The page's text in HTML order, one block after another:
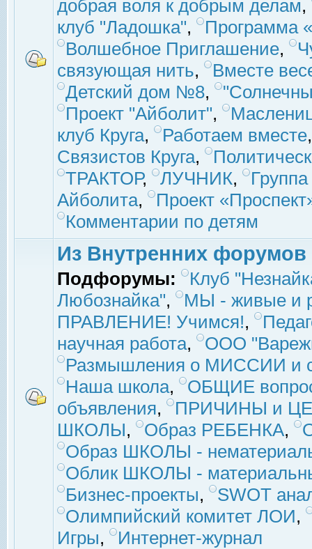
добрая воля к добрым делам,
клуб "Ладошка",
Программа
Волшебное Приглашение,
связующая нить,
Вместе
Детский дом №8,
Проект "Айболит",
клуб Круга, Работаем вместе
Связистов Круга,
ТРАКТОР, ЛУЧНИК,
Айболита,
Проект
Комментарии по детям
Из Внутренних форумов
Подфорумы:
Клуб
Любознайка",
МЫ - живые и
ПРАВЛЕНИЕ! Учимся!,
научная работа,
ООО
Размышления о МИССИИ и
Наша школа,
ОБЩИЕ
объявления,
ПРИЧИНЫ и
ШКОЛЫ, Образ РЕБЕНКА,
Образ ШКОЛЫ -
Облик ШКОЛЫ -
Бизнес-проекты,
SWOT
Олимпийский комитет ЛОИ,
Игры, Интернет-журнал